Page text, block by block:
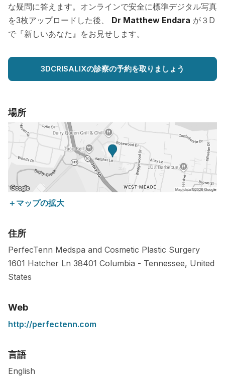
な疑問に答えます。オンラインで安全に標準デジタル写真
を3枚アップロードした後、 Dr Matthew Endara が３D
で『新しいあなた』をお見せします。
3DCRISALIXの診察の予約を取りましょう
場所
＋マップの拡大
住所
PerfecTenn Medspa and Cosmetic Plastic Surgery
1601 Hatcher Ln 38401 Columbia - Tennessee, United
States
Web
http://perfectenn.com
言語
English